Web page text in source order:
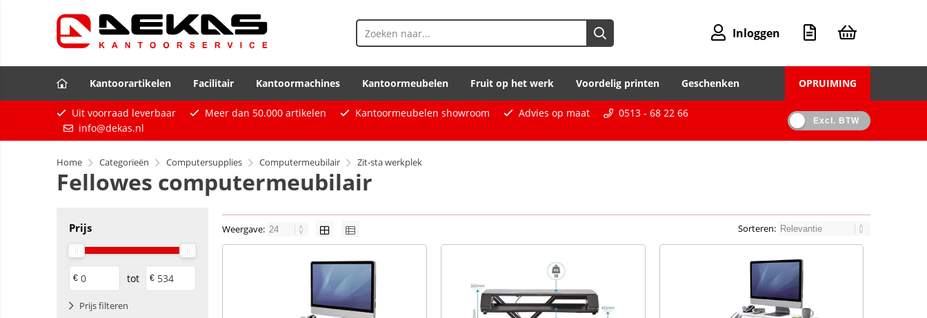
Inloggen
Kantoorartikelen Facilitair Kantoormachines Kantoormeubelen Fruit op het werk Voordelig printen Geschenken OPRUIMING
Uit voorraad leverbaar Meer dan 50.000 artikelen Kantoormeubelen showroom Advies op maat
0513 - 68 22 66
info@dekas.nl
Excl. BTW
Home Categorieën Computersupplies Computermeubilair Zit-sta werkplek
Fellowes computermeubilair
Prijs
€ tot €
Prijs filteren
Weergave: Sorteren: